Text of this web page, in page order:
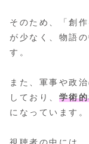
そのため、「創
が少なく、物語
す。
また、軍事や政
しており、 学術
になっています。